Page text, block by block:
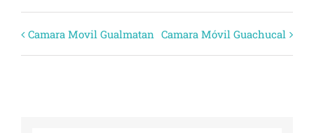
Evento
Navegación
Camara Movil Gualmatan Camara Móvil Guachucal